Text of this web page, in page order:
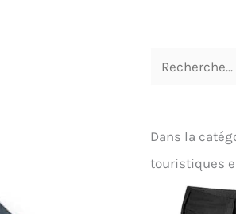
Dans la
touristiques